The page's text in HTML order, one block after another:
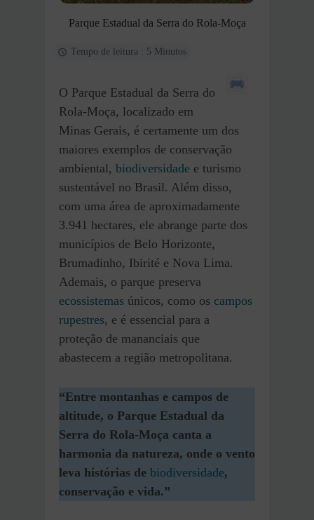
Parque Estadual da Serra do Rola-Moça
Tempo de leitura : 5 Minutos
O Parque Estadual da Serra do
Rola-Moça, localizado em
Minas Gerais, é certamente um dos
maiores exemplos de conservação
ambiental, biodiversidade e turismo
sustentável no Brasil. Além disso,
com uma área de aproximadamente
3.941 hectares, ele abrange parte dos
municípios de Belo Horizonte,
Brumadinho, Ibirité e Nova Lima.
Ademais, o parque preserva
ecossistemas únicos, como os campos
rupestres, e é essencial para a
proteção de mananciais que
abastecem a região metropolitana.
“Entre montanhas e campos de
altitude, o Parque Estadual da
Serra do Rola-Moça canta a
harmonia da natureza, onde o vento
leva histórias de biodiversidade,
conservação e vida.”